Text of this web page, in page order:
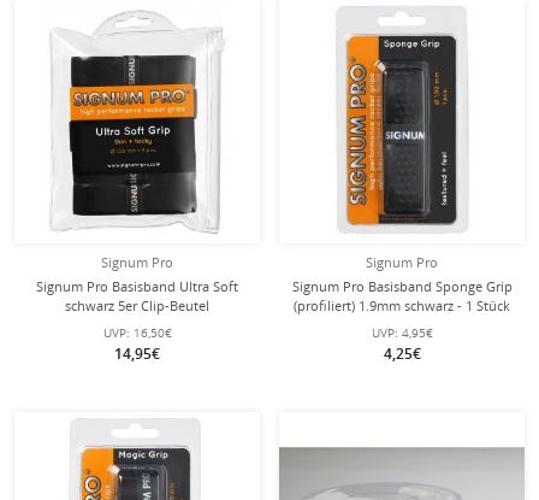
Signum Pro
Signum Pro Basisband Ultra Soft
schwarz 5er Clip-Beutel
UVP: 16,50€
14,95€
Signum Pro
Signum Pro Basisband Sponge Grip
(profiliert) 1.9mm schwarz - 1 Stück
UVP: 4,95€
4,25€